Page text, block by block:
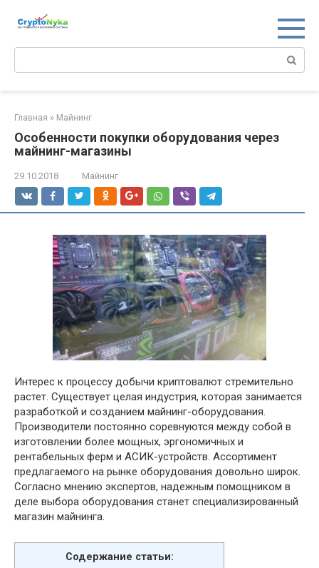
Главная » Майнинг
Особенности покупки оборудования через
майнинг-магазины
29.10.2018 Майнинг
Интерес к процессу добычи криптовалют стремительно
растет. Существует целая индустрия, которая занимается
разработкой и созданием майнинг-оборудования.
Производители постоянно соревнуются между собой в
изготовлении более мощных, эргономичных и
рентабельных ферм и АСИК-устройств. Ассортимент
предлагаемого на рынке оборудования довольно широк.
Согласно мнению экспертов, надежным помощником в
деле выбора оборудования станет специализированный
магазин майнинга.
Содержание статьи: